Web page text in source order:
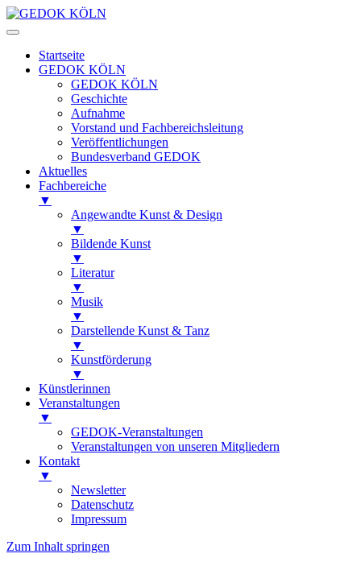
Startseite
GEDOK KÖLN
GEDOK KÖLN
Geschichte
Aufnahme
Vorstand und Fachbereichsleitung
Veröffentlichungen
Bundesverband GEDOK
Aktuelles
Fachbereiche
▼
Angewandte Kunst & Design
▼
Bildende Kunst
▼
Literatur
▼
Musik
▼
Darstellende Kunst & Tanz
▼
Kunstförderung
▼
Künstlerinnen
Veranstaltungen
▼
GEDOK-Veranstaltungen
Veranstaltungen von unseren Mitgliedern
Kontakt
▼
Newsletter
Datenschutz
Impressum
Zum Inhalt springen